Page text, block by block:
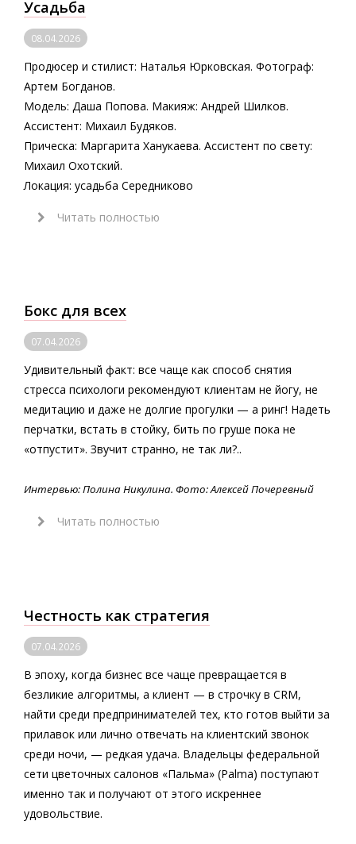
Усадьба
08.04.2026
Продюсер и стилист: Наталья Юрковская. Фотограф:
Артем Богданов.
Модель: Даша Попова. Макияж: Андрей Шилков.
Ассистент: Михаил Будяков.
Прическа: Маргарита Ханукаева. Ассистент по свету:
Михаил Охотский.
Локация: усадьба Середниково
Читать полностью
Бокс для всех
07.04.2026
Удивительный факт: все чаще как способ снятия
стресса психологи рекомендуют клиентам не йогу, не
медитацию и даже не долгие прогулки — а ринг! Надеть
перчатки, встать в стойку, бить по груше пока не
«отпустит». Звучит странно, не так ли?..
Интервью: Полина Никулина. Фото: Алексей Почеревный
Читать полностью
Честность как стратегия
07.04.2026
В эпоху, когда бизнес все чаще превращается в
безликие алгоритмы, а клиент — в строчку в CRM,
найти среди предпринимателей тех, кто готов выйти за
прилавок или лично отвечать на клиентский звонок
среди ночи, — редкая удача. Владельцы федеральной
сети цветочных салонов «Пальма» (Palma) поступают
именно так и получают от этого искреннее
удовольствие.